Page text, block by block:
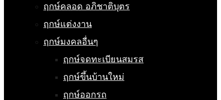
ฤกษ์คลอด อภิชาติบุตร
ฤกษ์แต่งงาน
ฤกษ์มงคลอื่นๆ
ฤกษ์จดทะเบียนสมรส
ฤกษ์ขึ้นบ้านใหม่
ฤกษ์ออกรถ